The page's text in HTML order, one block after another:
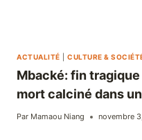
ACTUALITÉ CULTURE &
Mbacké: fin
mort calciné dans
Par Mamaou Niang novembre